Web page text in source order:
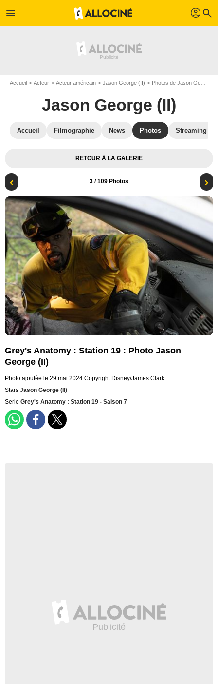
menu profil search
Accueil Acteur Acteur américain Jason George (II) Photos de Jason George (II)
Jason George (II)
Accueil Filmographie News Photos Streaming
RETOUR À LA GALERIE
3 / 109 Photos
Grey's Anatomy : Station 19 : Photo Jason
George (II)
Photo ajoutée le 29 mai 2024 Copyright Disney/James Clark
Stars Jason George (II)
Serie Grey's Anatomy : Station 19 - Saison 7